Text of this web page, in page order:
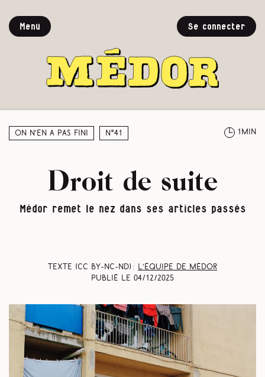
Menu Se connecter
On n’en a pas fini N°41 1min
Droit de suite
Médor remet le nez dans ses articles passés
Texte (CC BY-NC-ND) :
L’équipe de Médor
Publié le 04/12/2025